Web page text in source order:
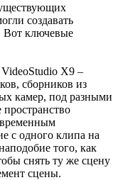
создавать
Вот ключевые
X9 –
сборников из
камер, под разными
пространство
с одного клипа на
того, как
снять ту же сцену
сцены.